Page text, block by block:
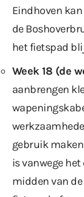
Eindhoven
de
het fietspad
Week 18 (de
aanbrengen
gebruik
is vanwege
midden van